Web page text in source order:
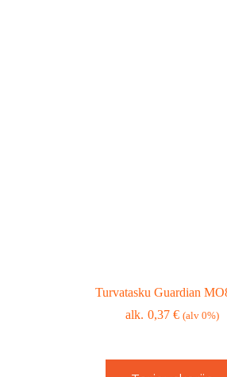
Turvatasku Guardian
0,37€ (alv 0%)